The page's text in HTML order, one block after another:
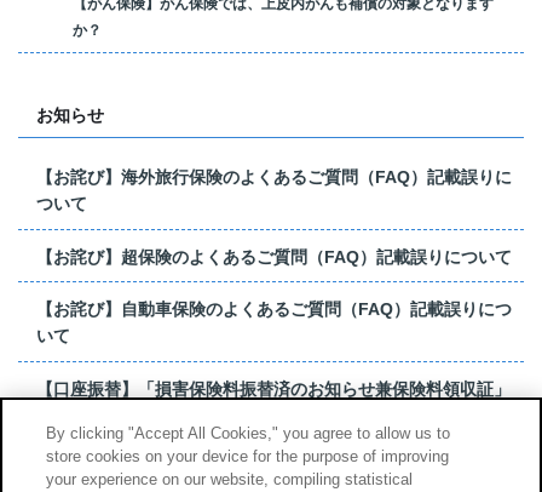
【がん保険】がん保険では、上皮内がんも補償の対象となります
か？
お知らせ
【お詫び】海外旅行保険のよくあるご質問（FAQ）記載誤りに
ついて
【お詫び】超保険のよくあるご質問（FAQ）記載誤りについて
【お詫び】自動車保険のよくあるご質問（FAQ）記載誤りにつ
いて
【口座振替】「損害保険料振替済のお知らせ兼保険料領収証」
【お詫び】超保険のよくあるご質問（FAQ）記載誤りについて
By clicking "Accept All Cookies," you agree to allow us to
store cookies on your device for the purpose of improving
your experience on our website, compiling statistical